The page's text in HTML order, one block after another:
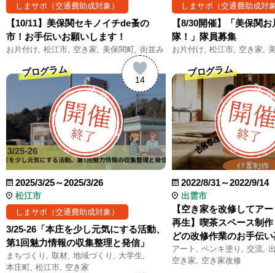
しまサポ（交通費助成対象）
【10/11】美保関セキノイチde蚤の
市！お手伝いお願いします！
お片付け 松江市 空き家 美保関町 街並み
しまサポ（交通費助成対
【8/30開催】「美保関
隊！」隊員募集
お片付け 松江市 空き家
14
プログラム
2025/3/25～2025/3/26
松江市
しまサポ（交通費助成対象）
3/25-26「本庄を少し元気にする活動、
第1回魅力情報の収集整理と発信」
まちづくり 取材 地域づくり
大学生
本庄町 松江市 空き家
プログラム
2022/8/31～2022/9/14
出雲市
【空き家を改修してア
再生】喫茶スペース制
どの改修作業のお手伝
アート ペンキ塗り 交流
空き家
空き家改修